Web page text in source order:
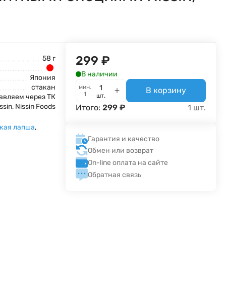
58 г
Япония
стакан
через ТК
Nissin Foods
лапша,
299 ₽
В наличии
мин.
1
шт.
В корзину
Итого:299 ₽ 1 шт.
Гарантия и качество
Обмен или возврат
On-line оплата на сайте
Обратная связь